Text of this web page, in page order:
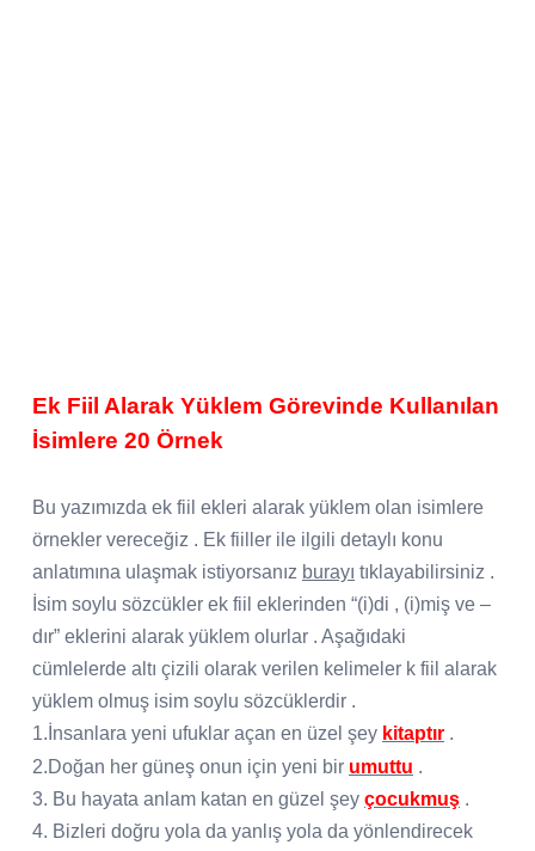
Ek Fiil Alarak Yüklem Görevinde Kullanılan
İsimlere 20 Örnek
Bu yazımızda ek fiil ekleri alarak yüklem olan isimlere
örnekler vereceğiz . Ek fiiller ile ilgili detaylı konu
anlatımına ulaşmak istiyorsanız burayı tıklayabilirsiniz .
İsim soylu sözcükler ek fiil eklerinden “(i)di , (i)miş ve –
dır” eklerini alarak yüklem olurlar . Aşağıdaki
cümlelerde altı çizili olarak verilen kelimeler k fiil alarak
yüklem olmuş isim soylu sözcüklerdir .
1.İnsanlara yeni ufuklar açan en üzel şey kitaptır .
2.Doğan her güneş onun için yeni bir umuttu .
3. Bu hayata anlam katan en güzel şey çocukmuş .
4. Bizleri doğru yola da yanlış yola da yönlendirecek